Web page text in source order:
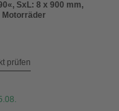
SxL: 8 x 900 mm,
Motorräder
prüfen